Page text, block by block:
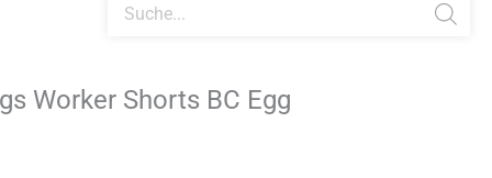
search
Worker Shorts BC Egg